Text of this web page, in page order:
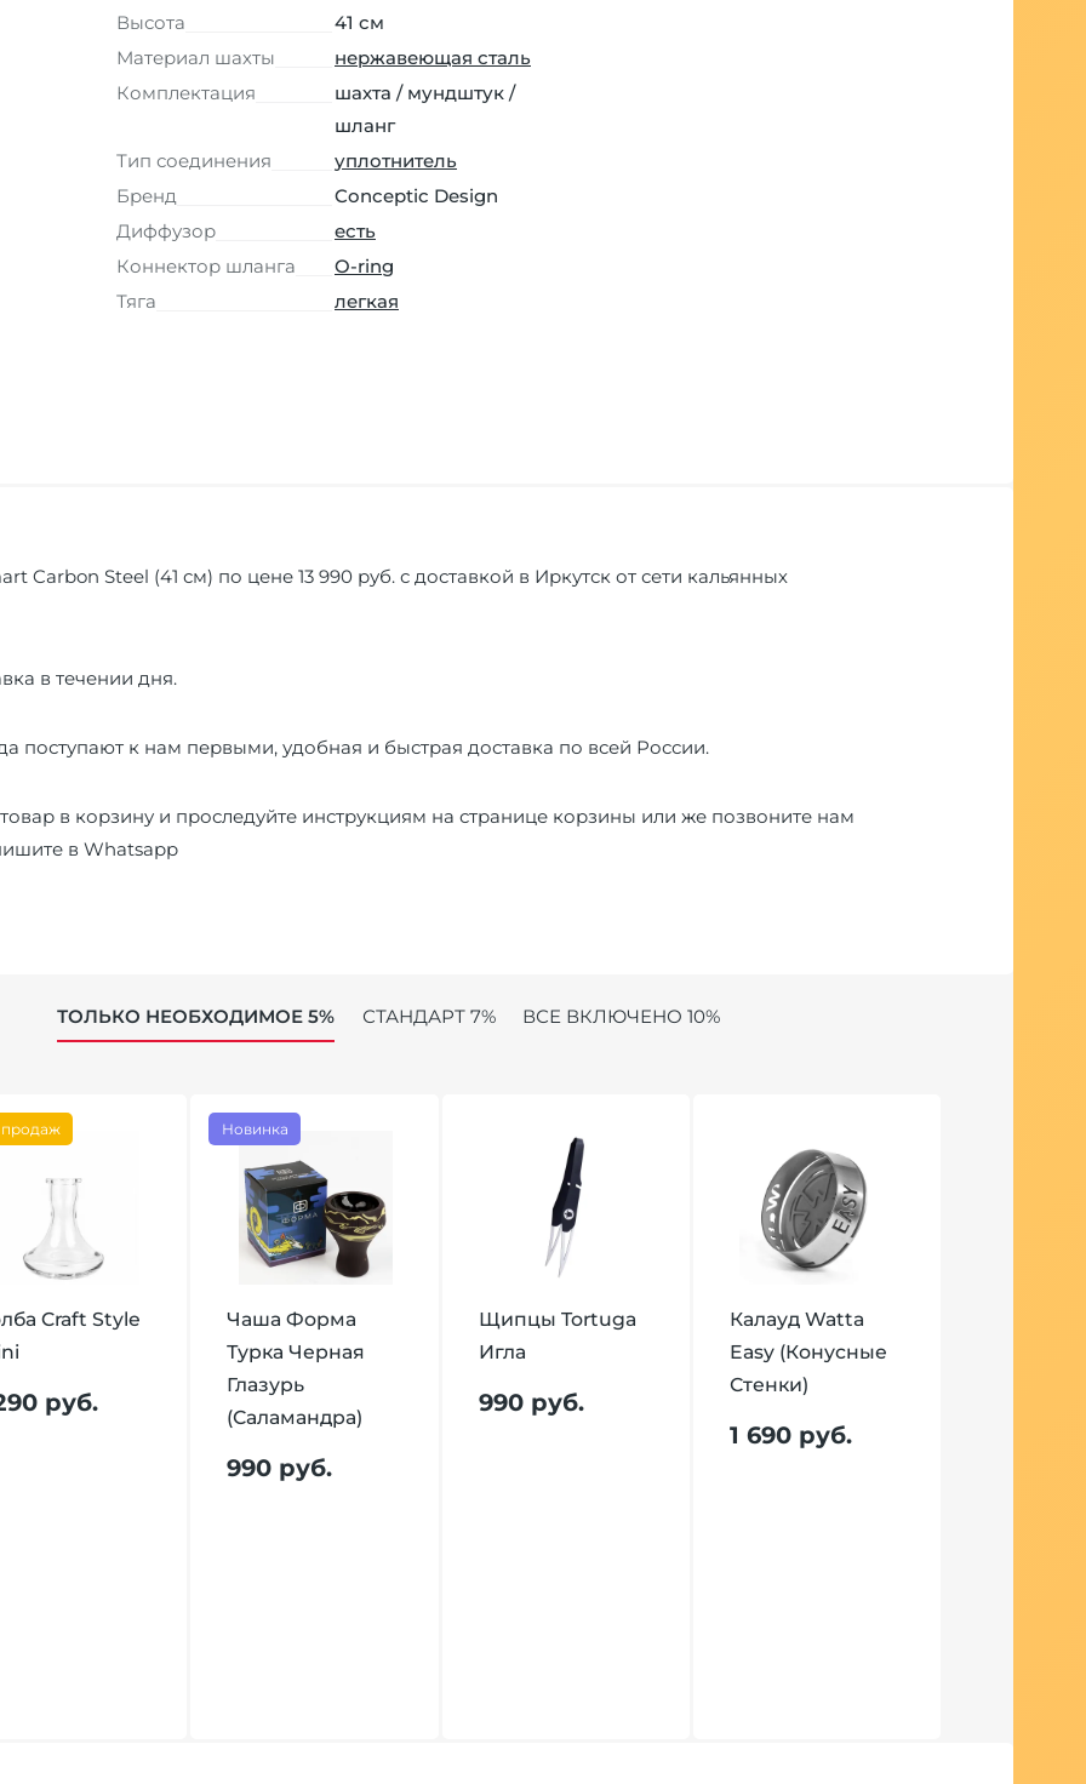
Высота
41 см
Материал шахты
нержавеющая сталь
Комплектация
шахта / мундштук /
шланг
Тип соединения
уплотнитель
Бренд
Conceptic Design
Диффузор
есть
Коннектор шланга
O-ring
Тяга
легкая
Carbon Steel (41 см) по цене 13 990 руб. с доставкой в Иркутск от сети кальянных
в течении дня.
поступают к нам первыми, удобная и быстрая доставка по всей России.
в корзину и проследуйте инструкциям на странице корзины или же позвоните нам
в Whatsapp
ТОЛЬКО НЕОБХОДИМОЕ 5% СТАНДАРТ 7% ВСЕ ВКЛЮЧЕНО 10%
продаж
Craft Style
руб.
Новинка
Чаша Форма
Турка Черная
Глазурь
(Саламандра)
990 руб.
Щипцы Tortuga
Игла
990 руб.
Калауд Watta
Easy (Конусные
Стенки)
1 690 руб.